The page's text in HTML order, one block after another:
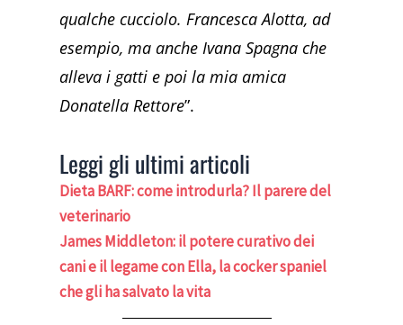
qualche cucciolo. Francesca Alotta, ad
esempio, ma anche Ivana Spagna che
alleva i gatti e poi la mia amica
Donatella Rettore”.
Leggi gli ultimi articoli
Dieta BARF: come introdurla? Il parere del
veterinario
James Middleton: il potere curativo dei
cani e il legame con Ella, la cocker spaniel
che gli ha salvato la vita